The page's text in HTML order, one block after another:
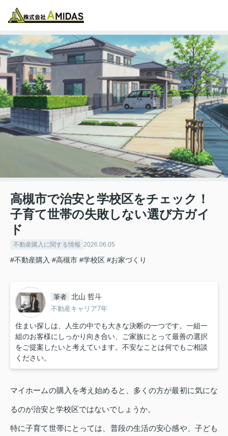
高槻市で治安と学校区をチェック！
子育て世帯の失敗しない選び方ガイ
ド
不動産購入に関する情報 2026.06.05
#不動産購入 #高槻市 #学校区 #お家づくり
筆者 北山 哲斗
不動産キャリア7年
住まい探しは、人生の中でも大きな決断の一つです。一組一
組のお客様にしっかり向き合い、ご家族にとって最善の選択
をご提案したいと考えています。不安なことは何でもご相談
ください。
マイホームの購入を考え始めると、多くの方が最初に気にな
るのが治安と学校区ではないでしょうか。
特に子育て世帯にとっては、普段の生活の安心感や、子ども